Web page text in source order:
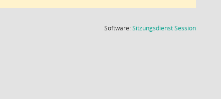
Software:SitzungsdienstSession(Wird in